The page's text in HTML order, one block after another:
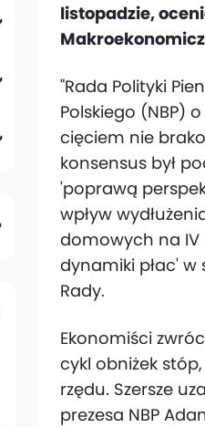
listopadzie,
"Rada Polityki
Polskiego (NBP)
cięciem nie
konsensus był
'poprawą
wpływ
domowych na IV
dynamiki płac'
Rady.
Ekonomiści
cykl obniżek
rzędu. Szersze
prezesa NBP